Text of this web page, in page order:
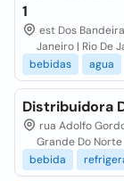
1
est Dos
Janeiro | Rio De
bebidas
agua
Distribuidora
rua Adolfo
Grande Do
bebida